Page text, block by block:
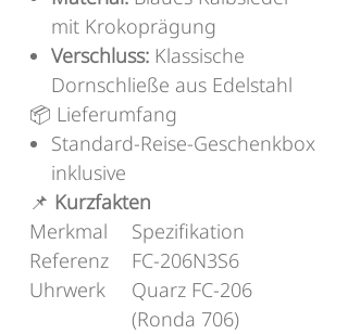
mit Krokoprägung
Verschluss: Klassische
Dornschließe aus Edelstahl
📦 Lieferumfang
Standard-Reise-Geschenkbox
inklusive
📌 Kurzfakten
Merkmal
Spezifikation
Referenz
FC-206N3S6
Uhrwerk
Quarz FC-206
(Ronda 706)